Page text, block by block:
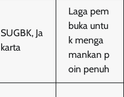
SUGBK, Ja
karta
Laga pem
buka untu
k menga
mankan p
oin penuh